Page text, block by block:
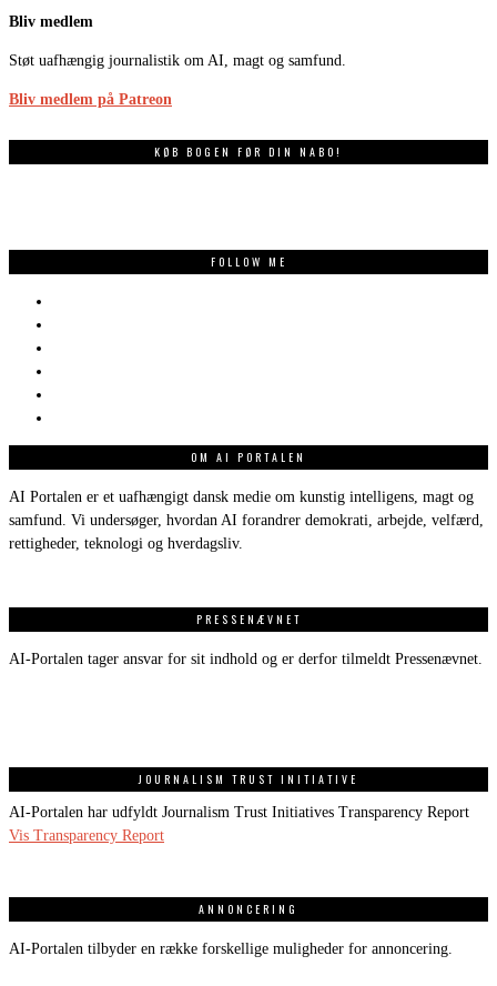
Bliv medlem
Støt uafhængig journalistik om AI, magt og samfund.
Bliv medlem på Patreon
KØB BOGEN FØR DIN NABO!
FOLLOW ME
OM AI PORTALEN
AI Portalen er et uafhængigt dansk medie om kunstig intelligens, magt og
samfund. Vi undersøger, hvordan AI forandrer demokrati, arbejde, velfærd,
rettigheder, teknologi og hverdagsliv.
PRESSENÆVNET
AI-Portalen tager ansvar for sit indhold og er derfor tilmeldt Pressenævnet.
JOURNALISM TRUST INITIATIVE
AI-Portalen har udfyldt Journalism Trust Initiatives Transparency Report
Vis Transparency Report
ANNONCERING
AI-Portalen tilbyder en række forskellige muligheder for annoncering.